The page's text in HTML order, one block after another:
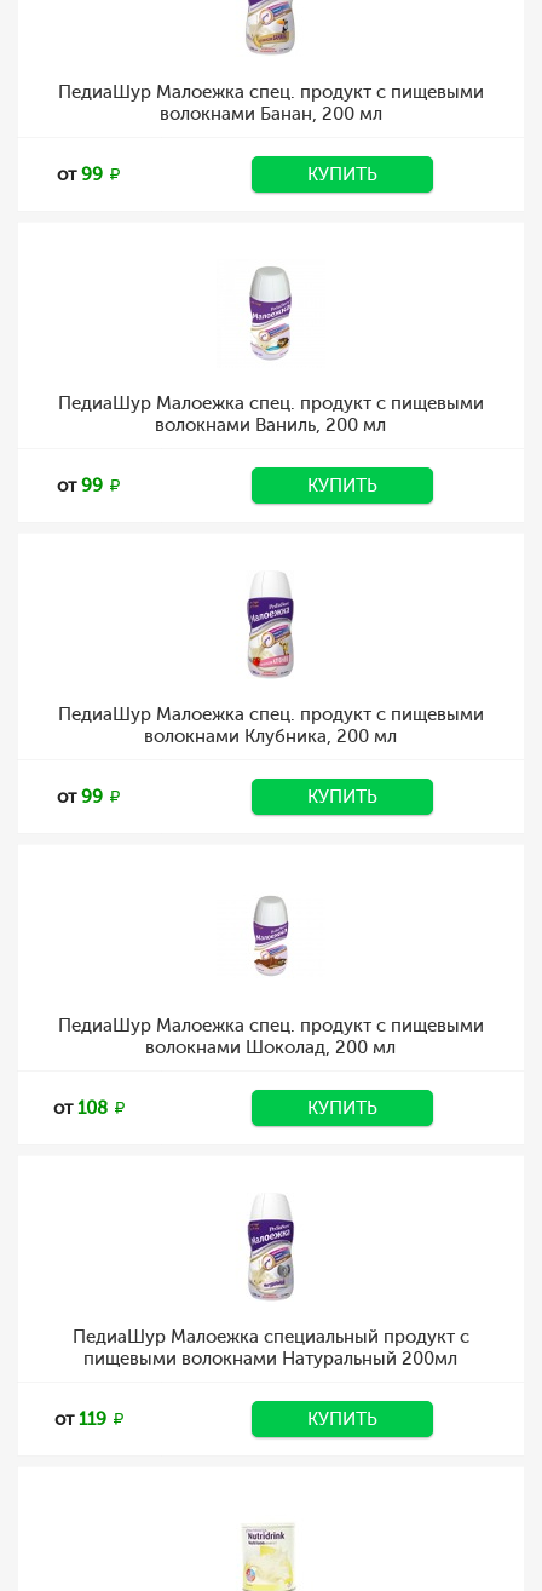
ПедиаШур Малоежка спец. продукт с пищевыми
волокнами Банан, 200 мл
от99 КУПИТЬ
ПедиаШур Малоежка спец. продукт с пищевыми
волокнами Ваниль, 200 мл
от99 КУПИТЬ
ПедиаШур Малоежка спец. продукт с пищевыми
волокнами Клубника, 200 мл
от99 КУПИТЬ
ПедиаШур Малоежка спец. продукт с пищевыми
волокнами Шоколад, 200 мл
от108 КУПИТЬ
ПедиаШур Малоежка специальный продукт с
пищевыми волокнами Натуральный 200мл
от119 КУПИТЬ